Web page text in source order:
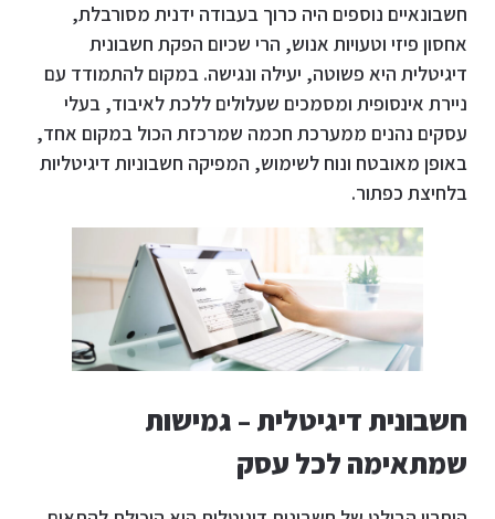
חשבונאיים נוספים היה כרוך בעבודה ידנית מסורבלת,
אחסון פיזי וטעויות אנוש, הרי שכיום הפקת חשבונית
דיגיטלית היא פשוטה, יעילה ונגישה. במקום להתמודד עם
ניירת אינסופית ומסמכים שעלולים ללכת לאיבוד, בעלי
עסקים נהנים ממערכת חכמה שמרכזת הכול במקום אחד,
באופן מאובטח ונוח לשימוש, המפיקה חשבוניות דיגיטליות
בלחיצת כפתור.
חשבונית דיגיטלית – גמישות
שמתאימה לכל עסק